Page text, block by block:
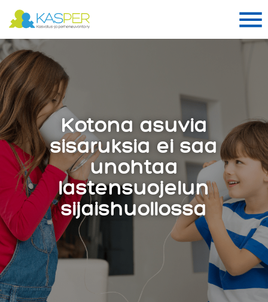
Suomen Kasper ry
Kotona asuvia
sisaruksia ei saa
unohtaa
lastensuojelun
sijaishuollossa